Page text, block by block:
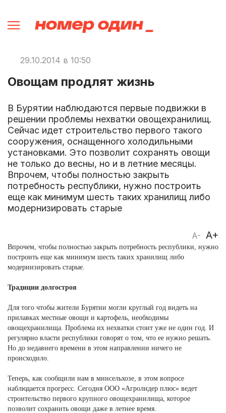
29.10.2014 в 10:50
Овощам продлят жизнь
В Бурятии наблюдаются первые подвижки в
решении проблемы нехватки овощехранилищ.
Сейчас идет строительство первого такого
сооружения, оснащенного холодильными
установками. Это позволит сохранять овощи
не только до весны, но и в летние месяцы.
Впрочем, чтобы полностью закрыть
потребность республики, нужно построить
еще как минимум шесть таких хранилищ либо
модернизировать старые
A- A+
Впрочем, чтобы полностью закрыть потребность республики, нужно
построить еще как минимум шесть таких хранилищ либо
модернизировать старые.
Традиции долгостроя
Для того чтобы жители Бурятии могли круглый год видеть на
прилавках местные овощи и картофель, необходимы
овощехранилища. Проблема их нехватки стоит уже не один год. И
регулярно власти республики говорят о том, что ее нужно решать.
Но до недавнего времени в этом направлении ничего не
происходило.
Теперь, как сообщили нам в минсельхозе, в этом вопросе
наблюдается прогресс. Сегодня ООО «Агролидер плюс» ведет
строительство первого крупного овощехранилища, которое
позволит сохранить овощи даже в летнее время.